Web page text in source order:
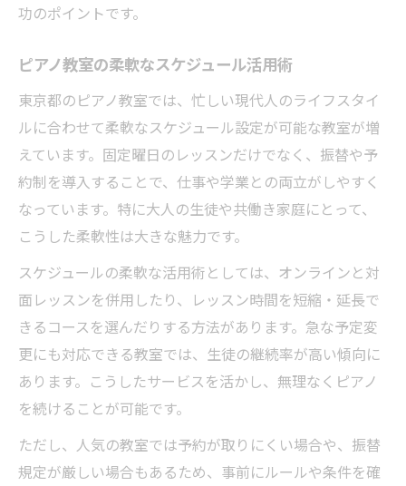
功のポイントです。
ピアノ教室の柔軟なスケジュール活用術
東京都のピアノ教室では、忙しい現代人のライフスタイ
ルに合わせて柔軟なスケジュール設定が可能な教室が増
えています。固定曜日のレッスンだけでなく、振替や予
約制を導入することで、仕事や学業との両立がしやすく
なっています。特に大人の生徒や共働き家庭にとって、
こうした柔軟性は大きな魅力です。
スケジュールの柔軟な活用術としては、オンラインと対
面レッスンを併用したり、レッスン時間を短縮・延長で
きるコースを選んだりする方法があります。急な予定変
更にも対応できる教室では、生徒の継続率が高い傾向に
あります。こうしたサービスを活かし、無理なくピアノ
を続けることが可能です。
ただし、人気の教室では予約が取りにくい場合や、振替
規定が厳しい場合もあるため、事前にルールや条件を確